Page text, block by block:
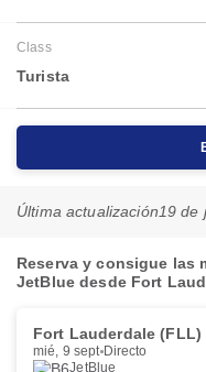
Class
Turista
Última actualización19 de
Reserva y consigue las
JetBlue desde Fort
Fort Lauderdale (FLL)
mié, 9 sept Directo
JetBlue